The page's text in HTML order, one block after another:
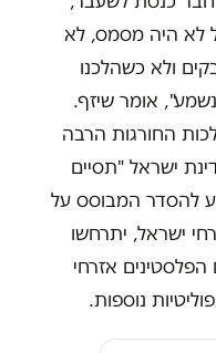
לא היה מסמס, לא
ולא כשהלכנו
אומר שיזף.
החורגות הרבה
ישראל "תסיים
להסדר המבוסס על
ישראל, יתרחשו
הפלסטינים אזרחי
נוספות.